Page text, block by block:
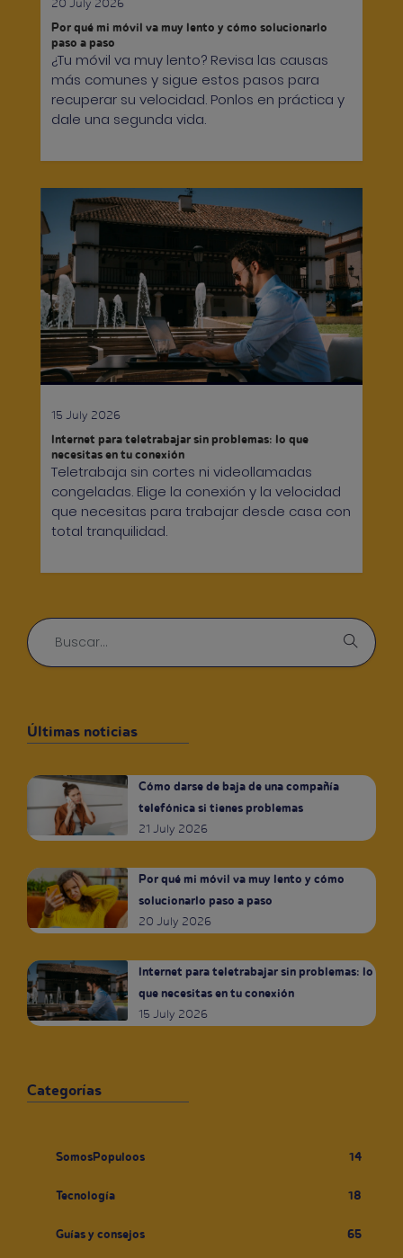
20 July 2026
Por qué mi móvil va muy lento y cómo solucionarlo
paso a paso
¿Tu móvil va muy lento? Revisa las causas
más comunes y sigue estos pasos para
recuperar su velocidad. Ponlos en práctica y
dale una segunda vida.
15 July 2026
Internet para teletrabajar sin problemas: lo que
necesitas en tu conexión
Teletrabaja sin cortes ni videollamadas
congeladas. Elige la conexión y la velocidad
que necesitas para trabajar desde casa con
total tranquilidad.
Últimas noticias
Cómo darse de baja de una compañía
telefónica si tienes problemas
21 July 2026
Por qué mi móvil va muy lento y cómo
solucionarlo paso a paso
20 July 2026
Internet para teletrabajar sin problemas: lo
que necesitas en tu conexión
15 July 2026
Categorías
SomosPopuloos 14
Tecnología 18
Guías y consejos 65